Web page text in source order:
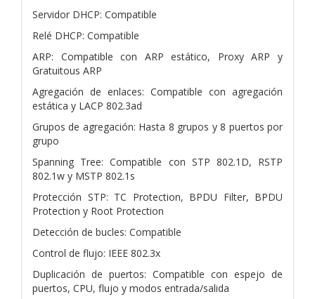
Servidor DHCP: Compatible
Relé DHCP: Compatible
ARP: Compatible con ARP estático, Proxy ARP y
Gratuitous ARP
Agregación de enlaces: Compatible con agregación
estática y LACP 802.3ad
Grupos de agregación: Hasta 8 grupos y 8 puertos por
grupo
Spanning Tree: Compatible con STP 802.1D, RSTP
802.1w y MSTP 802.1s
Protección STP: TC Protection, BPDU Filter, BPDU
Protection y Root Protection
Detección de bucles: Compatible
Control de flujo: IEEE 802.3x
Duplicación de puertos: Compatible con espejo de
puertos, CPU, flujo y modos entrada/salida